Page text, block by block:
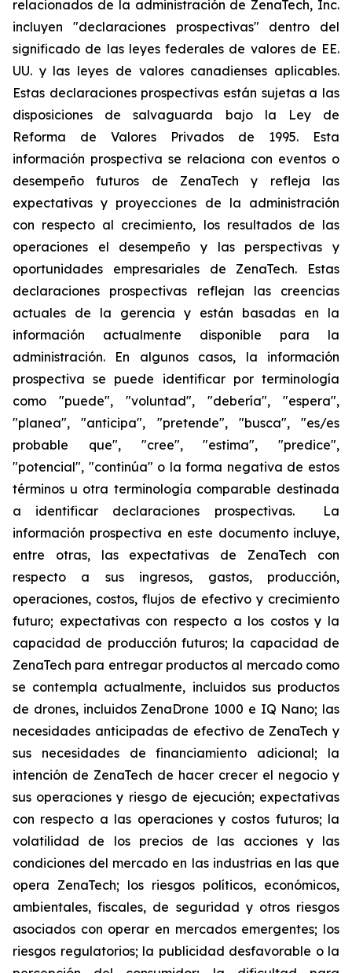
relacionados de la administración de ZenaTech, Inc.
incluyen "declaraciones prospectivas" dentro del
significado de las leyes federales de valores de EE.
UU. y las leyes de valores canadienses aplicables.
Estas declaraciones prospectivas están sujetas a las
disposiciones de salvaguarda bajo la Ley de
Reforma de Valores Privados de 1995. Esta
información prospectiva se relaciona con eventos o
desempeño futuros de ZenaTech y refleja las
expectativas y proyecciones de la administración
con respecto al crecimiento, los resultados de las
operaciones el desempeño y las perspectivas y
oportunidades empresariales de ZenaTech. Estas
declaraciones prospectivas reflejan las creencias
actuales de la gerencia y están basadas en la
información actualmente disponible para la
administración. En algunos casos, la información
prospectiva se puede identificar por terminología
como "puede", "voluntad", "debería", "espera",
"planea", "anticipa", "pretende", "busca", "es/es
probable que", "cree", "estima", "predice",
"potencial", "continúa" o la forma negativa de estos
términos u otra terminología comparable destinada
a identificar declaraciones prospectivas. La
información prospectiva en este documento incluye,
entre otras, las expectativas de ZenaTech con
respecto a sus ingresos, gastos, producción,
operaciones, costos, flujos de efectivo y crecimiento
futuro; expectativas con respecto a los costos y la
capacidad de producción futuros; la capacidad de
ZenaTech para entregar productos al mercado como
se contempla actualmente, incluidos sus productos
de drones, incluidos ZenaDrone 1000 e IQ Nano; las
necesidades anticipadas de efectivo de ZenaTech y
sus necesidades de financiamiento adicional; la
intención de ZenaTech de hacer crecer el negocio y
sus operaciones y riesgo de ejecución; expectativas
con respecto a las operaciones y costos futuros; la
volatilidad de los precios de las acciones y las
condiciones del mercado en las industrias en las que
opera ZenaTech; los riesgos políticos, económicos,
ambientales, fiscales, de seguridad y otros riesgos
asociados con operar en mercados emergentes; los
riesgos regulatorios; la publicidad desfavorable o la